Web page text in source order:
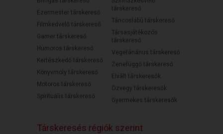
Ezermester társkereső
Filmkedvelő társkereső
Gamer társkereső
Humoros társkereső
Kertészkedő társkereső
Könyvmoly társkereső
Motoros társkereső
Spirituális társkereső
társkereső
Táncoslábú társkereső
Társasjátékozós
társkereső
Vegetáriánus társkereső
Zenefüggő társkereső
Elvált társkeresők
Özvegy társkeresők
Gyermekes társkeresők
Társkeresés régiók szerint